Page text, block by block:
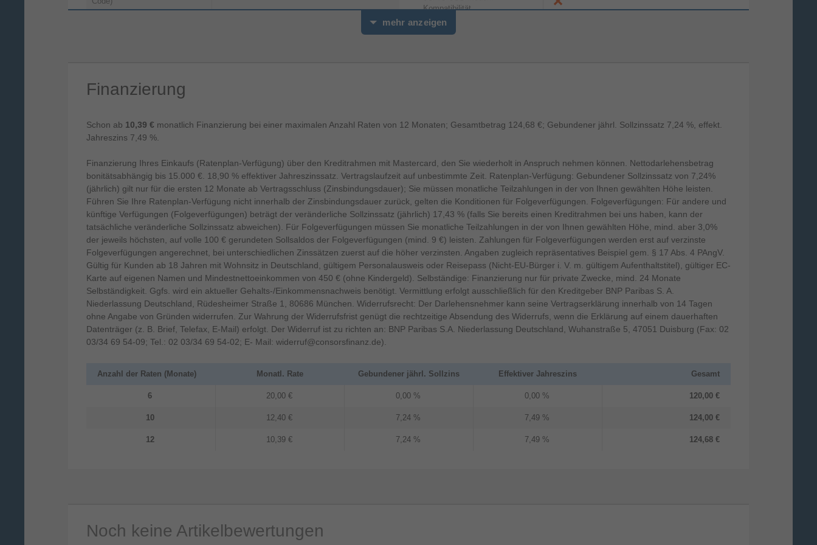
Gewicht & Abmessungen
Höhe
Breite 43,4 mm
298,6 mm
Kompatibilität
Ethernet-WAN
Top WLAN-Standard WiFi 6
Artikelnummer 17550000175
Herstellerartikelnummer 850049670166
mehr anzeigen
Finanzierung
Schon ab 10,39 € monatlich Finanzierung bei einer maximalen Anzahl Raten von 12 Monaten; Gesamtbetrag 124,68 €; Gebundener jährl. Sollzinssatz 7,24 %, effekt.
Jahreszins 7,49 %.
Finanzierung Ihres Einkaufs (Ratenplan-Verfügung) über den Kreditrahmen mit Mastercard, den Sie wiederholt in Anspruch nehmen können. Nettodarlehensbetrag
bonitätsabhängig bis 15.000 €. 18,90 % effektiver Jahreszinssatz. Vertragslaufzeit auf unbestimmte Zeit. Ratenplan-Verfügung: Gebundener Sollzinssatz von 7,24%
(jährlich) gilt nur für die ersten 12 Monate ab Vertragsschluss (Zinsbindungsdauer); Sie müssen monatliche Teilzahlungen in der von Ihnen gewählten Höhe leisten.
Führen Sie Ihre Ratenplan-Verfügung nicht innerhalb der Zinsbindungsdauer zurück, gelten die Konditionen für Folgeverfügungen. Folgeverfügungen: Für andere und
künftige Verfügungen (Folgeverfügungen) beträgt der veränderliche Sollzinssatz (jährlich) 17,43 % (falls Sie bereits einen Kreditrahmen bei uns haben, kann der
tatsächliche veränderliche Sollzinssatz abweichen). Für Folgeverfügungen müssen Sie monatliche Teilzahlungen in der von Ihnen gewählten Höhe, mind. aber 3,0%
der jeweils höchsten, auf volle 100 € gerundeten Sollsaldos der Folgeverfügungen (mind. 9 €) leisten. Zahlungen für Folgeverfügungen werden erst auf verzinste
Folgeverfügungen angerechnet, bei unterschiedlichen Zinssätzen zuerst auf die höher verzinsten. Angaben zugleich repräsentatives Beispiel gem. § 17 Abs. 4 PAngV.
Gültig für Kunden ab 18 Jahren mit Wohnsitz in Deutschland, gültigem Personalausweis oder Reisepass (Nicht-EU-Bürger i. V. m. gültigem Aufenthaltstitel), gültiger EC-
Karte auf eigenen Namen und Mindestnettoeinkommen von 450 € (ohne Kindergeld). Selbständige: Finanzierung nur für private Zwecke, mind. 24 Monate
Selbständigkeit. Ggfs. wird ein aktueller Gehalts-/Einkommensnachweis benötigt. Vermittlung erfolgt ausschließlich für den Kreditgeber BNP Paribas S. A.
Niederlassung Deutschland, Rüdesheimer Straße 1, 80686 München. Widerrufsrecht: Der Darlehensnehmer kann seine Vertragserklärung innerhalb von 14 Tagen
ohne Angabe von Gründen widerrufen. Zur Wahrung der Widerrufsfrist genügt die rechtzeitige Absendung des Widerrufs, wenn die Erklärung auf einem dauerhaften
Datenträger (z. B. Brief, Telefax, E-Mail) erfolgt. Der Widerruf ist zu richten an: BNP Paribas S.A. Niederlassung Deutschland, Wuhanstraße 5, 47051 Duisburg (Fax: 02
03/34 69 54-09; Tel.: 02 03/34 69 54-02; E- Mail: widerruf@consorsfinanz.de).
Anzahl der Raten (Monate) Monatl. Rate Gebundener jährl. Sollzins Effektiver Jahreszins Gesamt
6 20,00 € 0,00 % 0,00 % 120,00 €
10 12,40 € 7,24 % 7,49 % 124,00 €
12 10,39 € 7,24 % 7,49 % 124,68 €
Noch keine Artikelbewertungen